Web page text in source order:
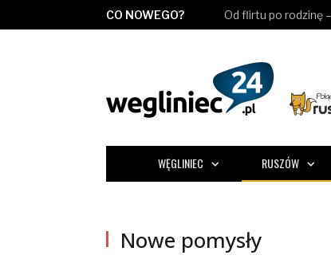
CO NOWEGO? Od flirtu po rodzinę
WĘGLINIEC RUSZÓW
Nowe pomysły